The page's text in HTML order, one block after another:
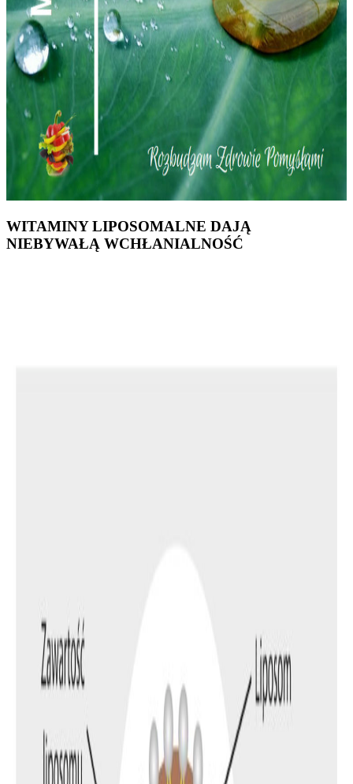
WITAMINY LIPOSOMALNE DAJĄ
NIEBYWAŁĄ WCHŁANIALNOŚĆ